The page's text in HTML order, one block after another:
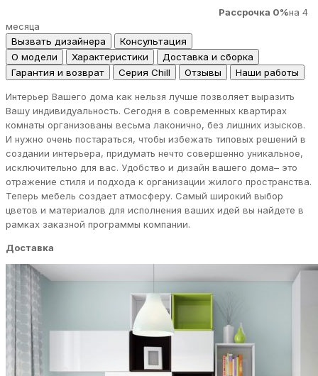
Рассрочка 0%на 4
месяца
Вызвать дизайнера
Консультация
О модели
Характеристики
Доставка и сборка
Гарантия и возврат
Серия Chill Отзывы Наши работы
Интерьер Вашего дома как нельзя лучше позволяет выразить
Вашу индивидуальность. Сегодня в современных квартирах
комнаты организованы весьма лаконично, без лишних изысков.
И нужно очень постараться, чтобы избежать типовых решений в
создании интерьера, придумать нечто совершенно уникальное,
исключительно для вас. Удобство и дизайн вашего дома– это
отражение стиля и подхода к организации жилого пространства.
Теперь мебель создает атмосферу. Самый широкий выбор
цветов и материалов для исполнения ваших идей вы найдете в
рамках заказной программы компании.
Доставка